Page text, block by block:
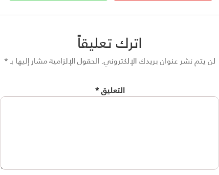
اترك تعليقاً
يتم نشر عنوان بريدك الإلكتروني. الحقول الإلزامية مشار إليها بـ*
التعليق*